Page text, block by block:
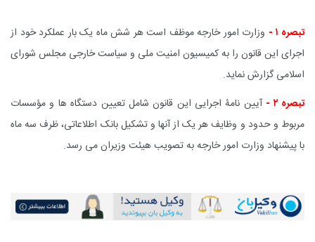
تبصره ۱ -
وزارت امور خارجه موظف است هر شش ماه یک بار عملکرد خود از
اجرای این قانون را به کمیسیون امنیت ملی و سیاست خارجی مجلس شورای
اسلامی گزارش نماید.
تبصره ۲ -
آیین نامۀ اجرایی این قانون شامل تعیین دستگاه ها و مؤسسات
مربوط و حدود و وظایف هر یک از آنها و تشکیل بانک اطلاعاتی، ظرف سه ماه
با پیشنهاد وزارت امور خارجه به تصویب هیئت وزیران می رسد.